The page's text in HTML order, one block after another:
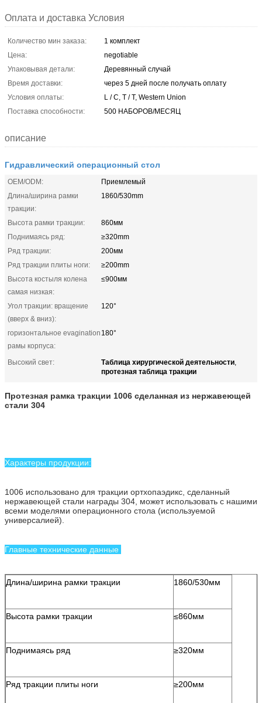
Оплата и доставка Условия
Количество мин заказа:
1 комплект
Цена:
negotiable
Упаковывая детали:
Деревянный случай
Время доставки:
через 5 дней после получать оплату
Условия оплаты:
L / C, T / T, Western Union
Поставка способности:
500 НАБОРОВ/МЕСЯЦ
описание
Гидравлический операционный стол
OEM/ODM:
Приемлемый
Длина/ширина рамки
тракции:
1860/530mm
Высота рамки тракции:
860мм
Поднимаясь ряд:
≥320mm
Ряд тракции:
200мм
Ряд тракции плиты ноги:
≥200mm
Высота костыля колена
самая низкая:
≤900мм
Угол тракции: вращение
(вверх & вниз):
120°
горизонтальное evagination
рамы корпуса:
180°
Высокий свет: Таблица хирургической деятельности,
протезная таблица тракции
Протезная рамка тракции 1006 сделанная из нержавеющей
стали 304
Характеры продукции:
1006 использовано для тракции ортхопаэдикс, сделанный
нержавеющей стали награды 304, может использовать с нашими
всеми моделями операционного стола (используемой
универсалией).
Главные технические данные
Длина/ширина рамки тракции 1860/530мм
Высота рамки тракции ≤860мм
Поднимаясь ряд ≥320мм
Ряд тракции плиты ноги ≥200мм